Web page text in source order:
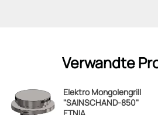
Verwandte
Elektro Mongolengrill
"SAINSCHAND-850"